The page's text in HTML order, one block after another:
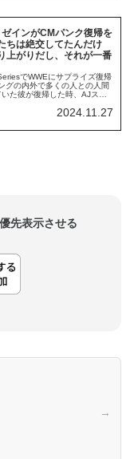
ゼインがCMパンク復帰を
ちは絶交してたんだけ
上がりだし、それが一番
でWWEにサプライズ復帰
グの内外で多くの人との人間
た彼が復帰した時、AJスタ
よ」と考えました。しかし、
ず離れずの距離感を保つこ
2024.11.27
先表示させる
→